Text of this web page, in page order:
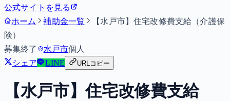
公式サイトを見る
ホーム
補助金一覧
【水戸市】住宅改修費支給（介護保
険）
募集終了
水戸市個人
シェア
LINE URLコピー
【水戸市】住宅改修費支給